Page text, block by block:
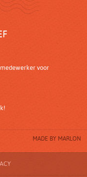
voor
MADE BY MARLON